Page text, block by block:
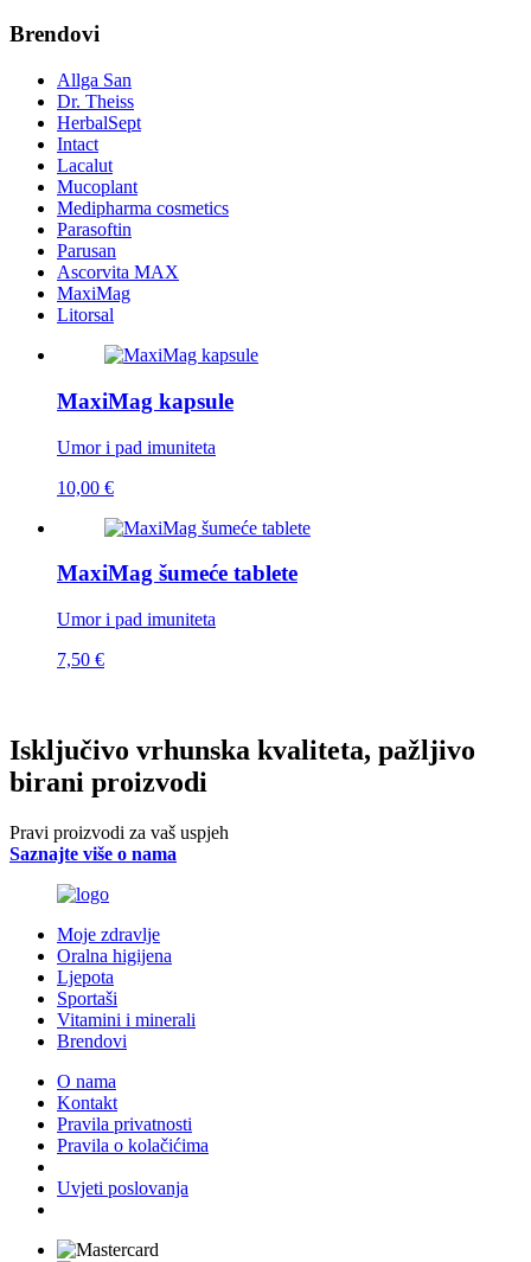
Brendovi
Allga San
Dr. Theiss
HerbalSept
Intact
Lacalut
Mucoplant
Medipharma cosmetics
Parasoftin
Parusan
Ascorvita MAX
MaxiMag
Litorsal
MaxiMag kapsule
Umor i pad imuniteta
10,00 €
MaxiMag šumeće tablete
Umor i pad imuniteta
7,50 €
Isključivo vrhunska kvaliteta, pažljivo
birani proizvodi
Pravi proizvodi za vaš uspjeh
Saznajte više o nama
Moje zdravlje
Oralna higijena
Ljepota
Sportaši
Vitamini i minerali
Brendovi
O nama
Kontakt
Pravila privatnosti
Pravila o kolačićima
Uvjeti poslovanja